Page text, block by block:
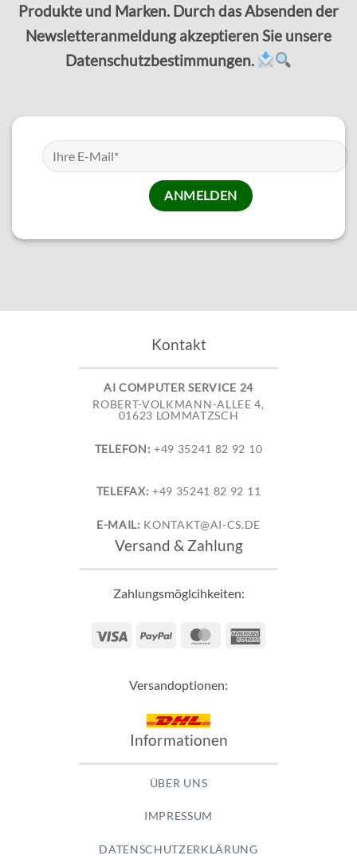
Produkte und Marken. Durch das Absenden der
Newsletteranmeldung akzeptieren Sie unsere
Datenschutzbestimmungen.
Kontakt
AI COMPUTER SERVICE 24
ROBERT-VOLKMANN-ALLEE 4,
01623 LOMMATZSCH
TELEFON: +49 35241 82 92 10
TELEFAX: +49 35241 82 92 11
E-MAIL: KONTAKT@AI-CS.DE
Versand & Zahlung
Zahlungsmöglcihkeiten:
Visa PayPal MasterCard
Versandoptionen:
Informationen
ÜBER UNS
IMPRESSUM
DATENSCHUTZERKLÄRUNG